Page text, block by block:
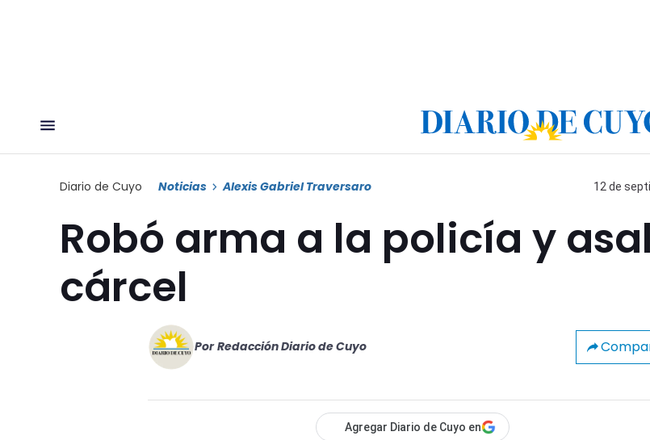
Diario de Cuyo Noticias Alexis Gabriel Traversaro 12 de
Robó arma a la policía y
cárcel
Por Redacción Diario de Cuyo
Agregar Diario de Cuyo en